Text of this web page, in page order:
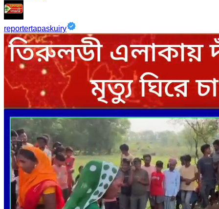
reportertapaskuiry